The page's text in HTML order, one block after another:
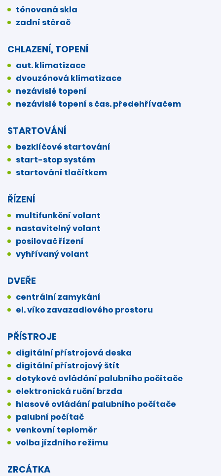
tónovaná skla
zadní stěrač
CHLAZENÍ, TOPENÍ
aut. klimatizace
dvouzónová klimatizace
nezávislé topení
nezávislé topení s čas. předehřívačem
STARTOVÁNÍ
bezklíčové startování
start-stop systém
startování tlačítkem
ŘÍZENÍ
multifunkční volant
nastavitelný volant
posilovač řízení
vyhřívaný volant
DVEŘE
centrální zamykání
el. víko zavazadlového prostoru
PŘÍSTROJE
digitální přístrojová deska
digitální přístrojový štít
dotykové ovládání palubního počítače
elektronická ruční brzda
hlasové ovládání palubního počítače
palubní počítač
venkovní teploměr
volba jízdního režimu
ZRCÁTKA